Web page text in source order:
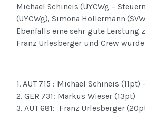
Michael Schineis (UYCWg –
(UYCWg), Simona Höllermann
Ebenfalls eine sehr gute Leistung
Franz Urlesberger und Crew
1. AUT 715 : Michael Schineis (11pt)
2. GER 731: Markus Wieser (13pt)
3. AUT 681: Franz Urlesberger